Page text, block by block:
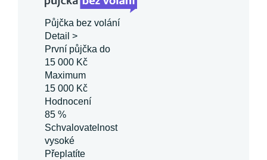
Půjčka bez volání
Detail >
První půjčka do
15 000 Kč
Maximum
15 000 Kč
Hodnocení
85 %
Schvalovatelnost
vysoké
Přeplatíte